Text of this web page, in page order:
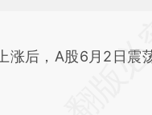
偏差。不代表财新
涨后，A股6月2日震